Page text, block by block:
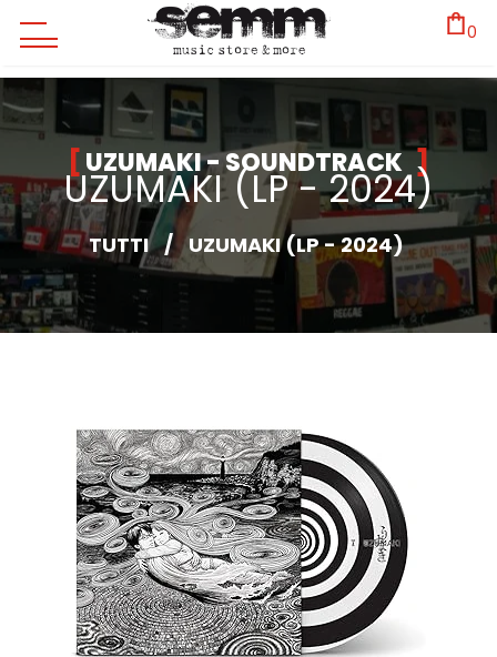
0
UZUMAKI - SOUNDTRACK
UZUMAKI (LP - 2024)
TUTTI / UZUMAKI (LP - 2024)